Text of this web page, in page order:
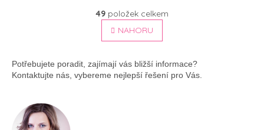
O
v
l
á
a
c
t
r
á
n
k
o
v
49 položek celkem
NAHORU
Potřebujete poradit, zajímají vás bližší informace?
Kontaktujte nás, vybereme nejlepší řešení pro Vás.